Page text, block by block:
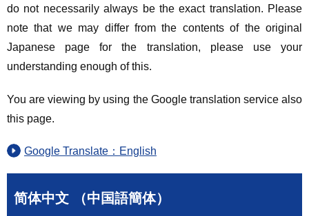
do not necessarily always be the exact translation. Please
note that we may differ from the contents of the original
Japanese page for the translation, please use your
understanding enough of this.
You are viewing by using the Google translation service also
this page.
Google Translate：English
简体中文 （中国語簡体）